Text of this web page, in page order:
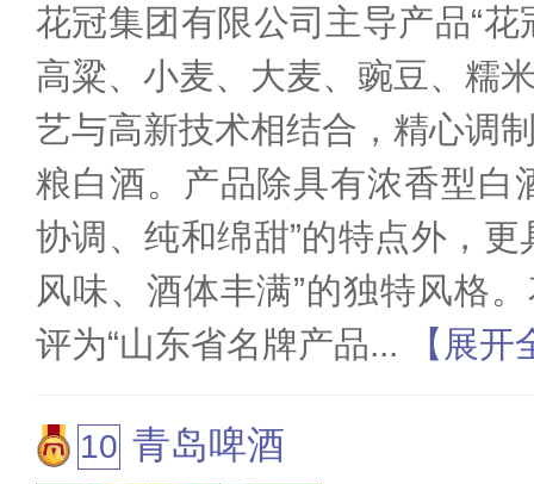
花冠集团有限公司主导产品“花
高粱、小麦、大麦、豌豆、糯
艺与高新技术相结合，精心调
粮白酒。产品除具有浓香型白
协调、纯和绵甜”的特点外，更
风味、酒体丰满”的独特风格
评为“山东省名牌产品... 【展开
青岛啤酒